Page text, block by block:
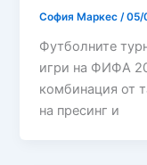
София Маркес /05/
Футболните
игри на ФИФА
комбинация от
на пресинг и